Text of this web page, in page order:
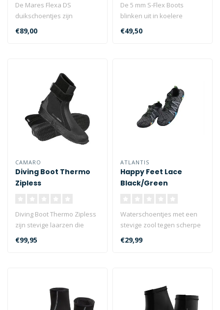
De Mares Flexa DS
duikschoentjes zijn
gemaakt van duurzaam
neopreen met een hard..
€89,00
De 5 mm S-Flex Boots
blinken uit in koelere
watertemperaturen en zijn
gebouwd om..
€49,50
CAMARO
Diving Boot Thermo
Zipless
Diving Boot Thermo Zipless
zijn stevige laarzen die
zacht van binnen zijn. Ze zi..
€99,95
ATLANTIS
Happy Feet Lace
Black/Green
Waterschoentjes met een
stevige zool tegen scherpe
schelpen en stenen...
€29,99